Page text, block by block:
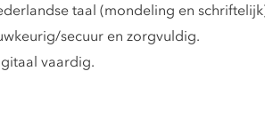
taal (mondeling en
secuur en zorgvuldig.
vaardig.